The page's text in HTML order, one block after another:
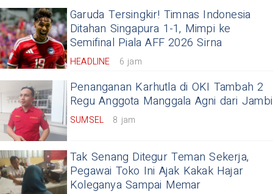
Garuda Tersingkir! Timnas Indonesia
Ditahan Singapura 1-1, Mimpi ke
Semifinal Piala AFF 2026 Sirna
HEADLINE 6 jam
Penanganan Karhutla di OKI Tambah 2
Regu Anggota Manggala Agni dari Jambi
SUMSEL 8 jam
Tak Senang Ditegur Teman Sekerja,
Pegawai Toko Ini Ajak Kakak Hajar
Koleganya Sampai Memar